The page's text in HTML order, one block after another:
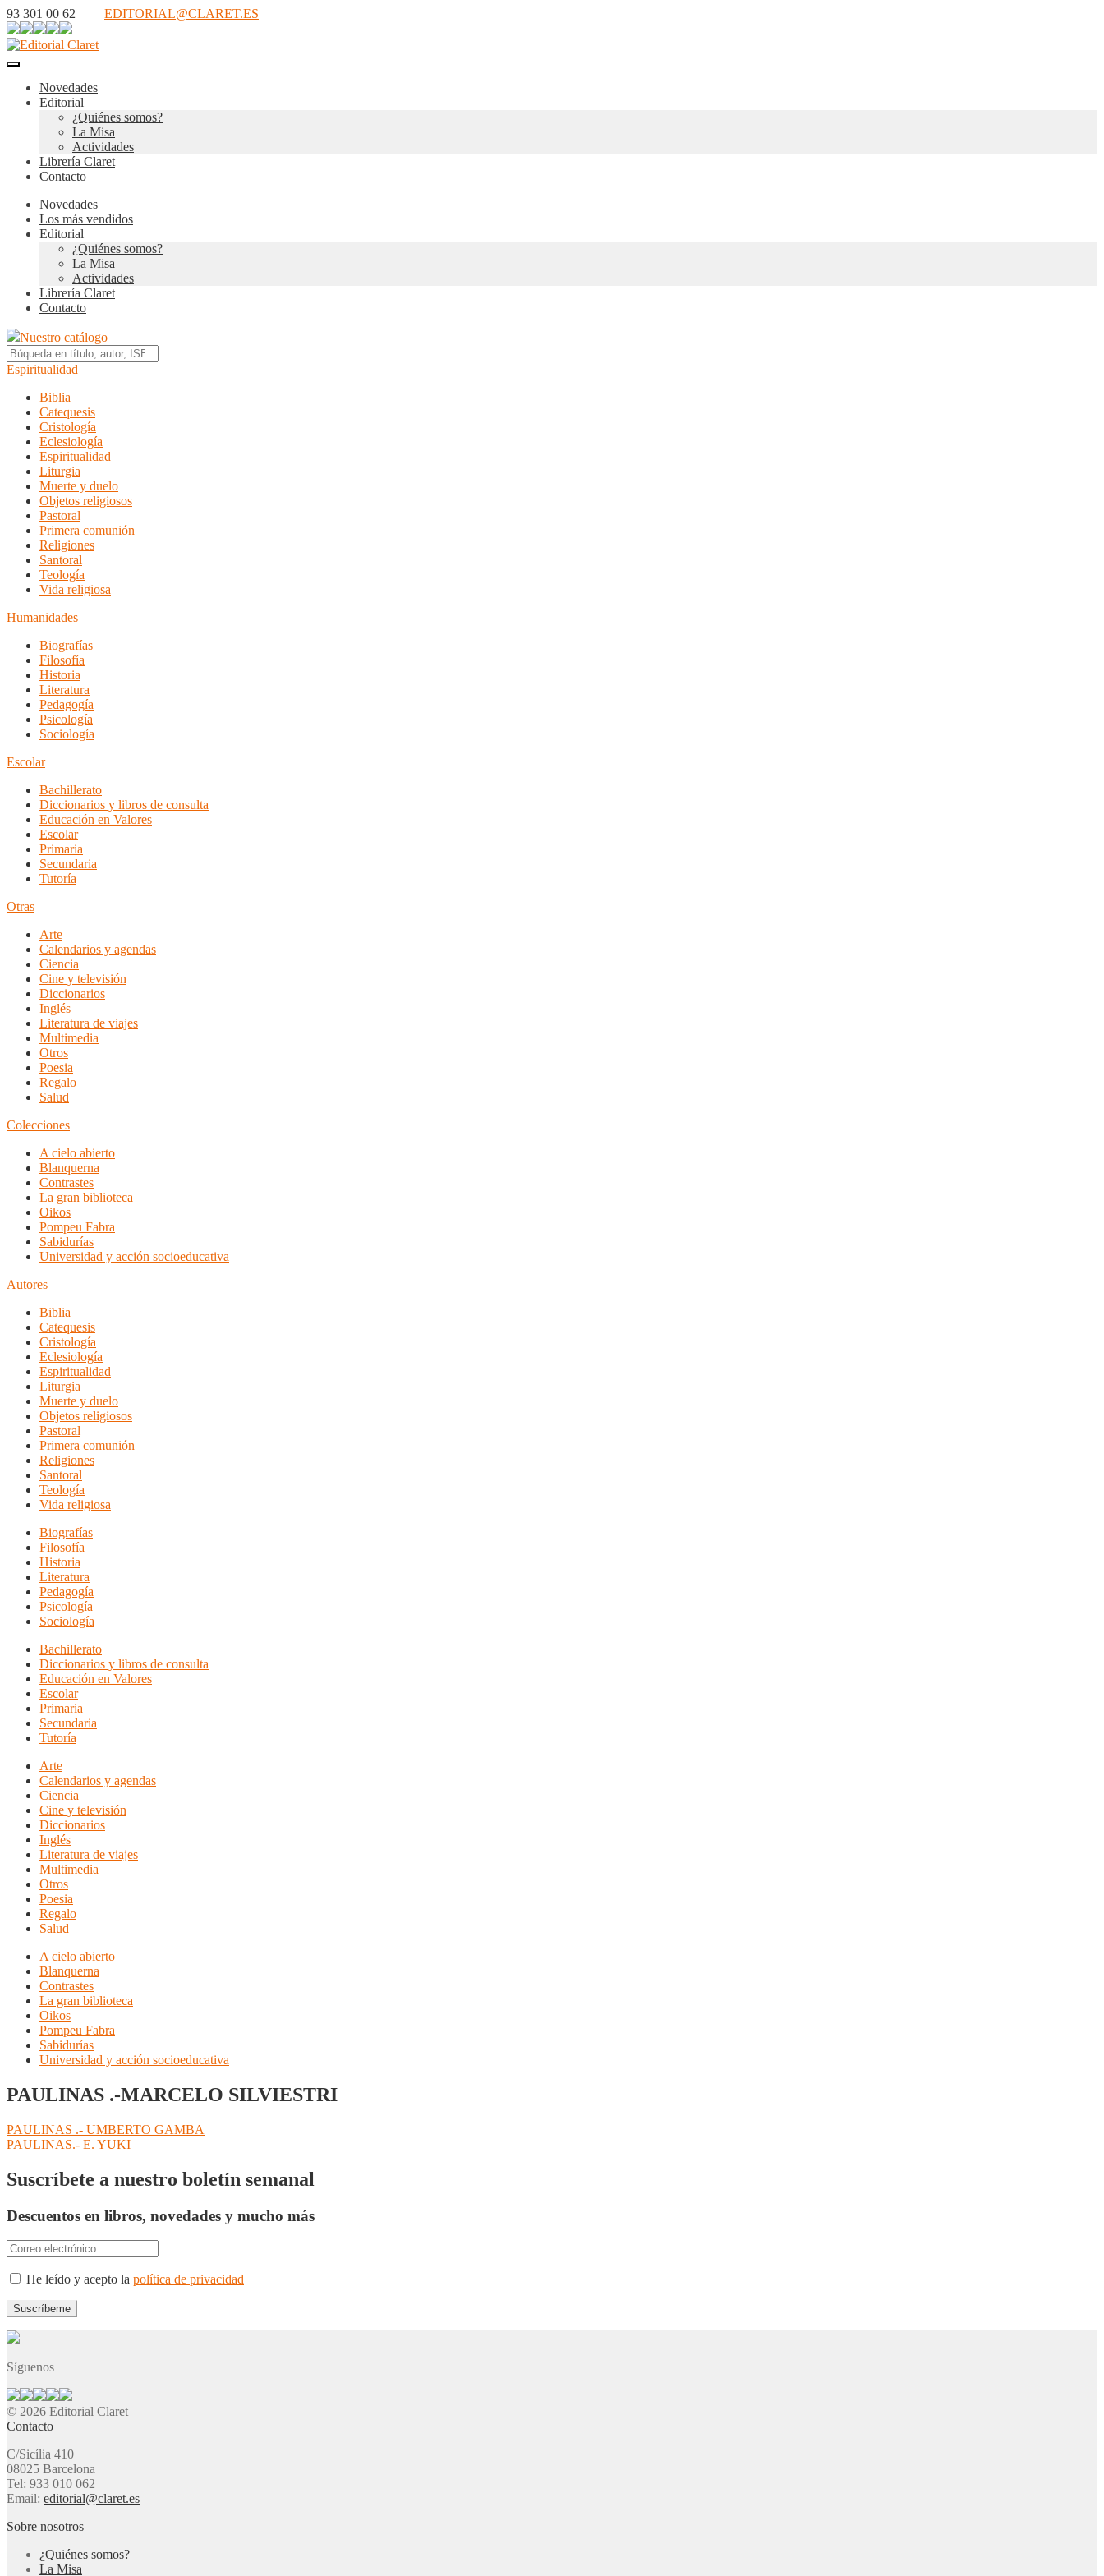
93 301 00 62 | EDITORIAL@CLARET.ES
Novedades
Editorial
¿Quiénes somos?
La Misa
Actividades
Librería Claret
Contacto
Novedades
Los más vendidos
Editorial
¿Quiénes somos?
La Misa
Actividades
Librería Claret
Contacto
Nuestro catálogo
Espiritualidad
Biblia
Catequesis
Cristología
Eclesiología
Espiritualidad
Liturgia
Muerte y duelo
Objetos religiosos
Pastoral
Primera comunión
Religiones
Santoral
Teología
Vida religiosa
Humanidades
Biografías
Filosofía
Historia
Literatura
Pedagogía
Psicología
Sociología
Escolar
Bachillerato
Diccionarios y libros de consulta
Educación en Valores
Escolar
Primaria
Secundaria
Tutoría
Otras
Arte
Calendarios y agendas
Ciencia
Cine y televisión
Diccionarios
Inglés
Literatura de viajes
Multimedia
Otros
Poesia
Regalo
Salud
Colecciones
A cielo abierto
Blanquerna
Contrastes
La gran biblioteca
Oikos
Pompeu Fabra
Sabidurías
Universidad y acción socioeducativa
Autores
Biblia
Catequesis
Cristología
Eclesiología
Espiritualidad
Liturgia
Muerte y duelo
Objetos religiosos
Pastoral
Primera comunión
Religiones
Santoral
Teología
Vida religiosa
Biografías
Filosofía
Historia
Literatura
Pedagogía
Psicología
Sociología
Bachillerato
Diccionarios y libros de consulta
Educación en Valores
Escolar
Primaria
Secundaria
Tutoría
Arte
Calendarios y agendas
Ciencia
Cine y televisión
Diccionarios
Inglés
Literatura de viajes
Multimedia
Otros
Poesia
Regalo
Salud
A cielo abierto
Blanquerna
Contrastes
La gran biblioteca
Oikos
Pompeu Fabra
Sabidurías
Universidad y acción socioeducativa
PAULINAS .-MARCELO SILVIESTRI
Navegación
de
entradas
Anterior:
PAULINAS .- UMBERTO GAMBA
Siguiente:
PAULINAS.- E. YUKI
Suscríbete a nuestro boletín semanal
Descuentos en libros, novedades y mucho más
He leído y acepto la política de privacidad
Síguenos
© 2026 Editorial Claret
Contacto
C/Sicília 410
08025 Barcelona
Tel: 933 010 062
Email: editorial@claret.es
Sobre nosotros
¿Quiénes somos?
La Misa